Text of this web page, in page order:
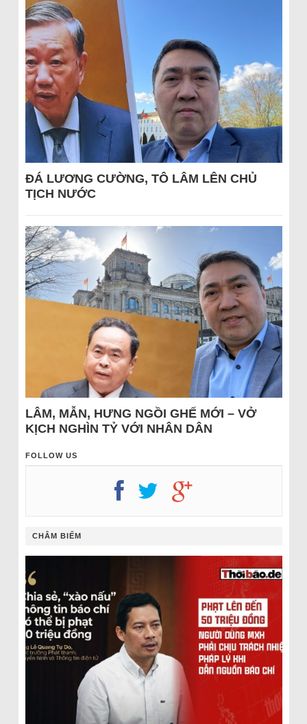
ĐÁ LƯƠNG CƯỜNG, TÔ LÂM LÊN CHỦ
TỊCH NƯỚC
LÂM, MẪN, HƯNG NGỒI GHẾ MỚI – VỞ
KỊCH NGHÌN TỶ VỚI NHÂN DÂN
FOLLOW US
CHÂM BIẾM